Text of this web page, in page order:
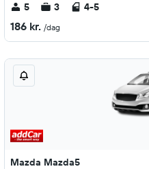
5 3 4-5
186 kr. /dag
Mazda Mazda5